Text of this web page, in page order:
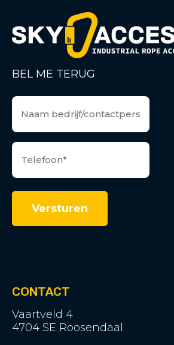
BEL ME TERUG
CONTACT
Vaartveld 4
4704 SE Roosendaal